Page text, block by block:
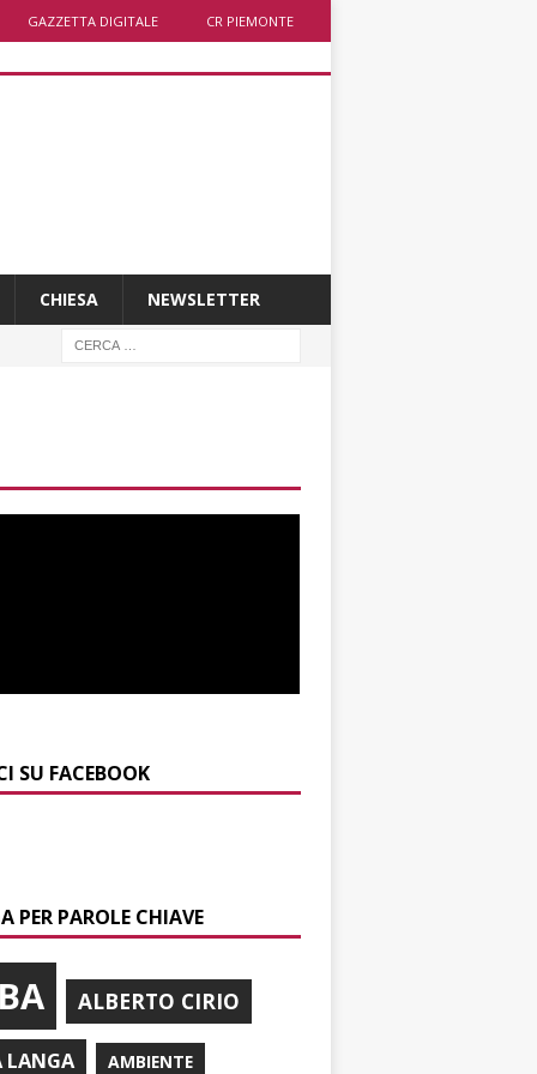
GAZZETTA DIGITALE CR PIEMONTE
CHIESA NEWSLETTER
SU FACEBOOK
PER PAROLE CHIAVE
ALBERTO CIRIO
LANGA AMBIENTE